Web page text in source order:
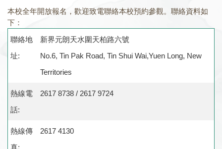
本校全年開放報名，歡迎致電聯絡本校預約參觀。聯絡資料如
下：
聯絡地
址:
新界元朗天水圍天柏路六號
No.6, Tin Pak Road, Tin Shui Wai,Yuen Long, New
Territories
熱線電
話:
2617 8738 / 2617 9724
熱線傳
真:
2617 4130